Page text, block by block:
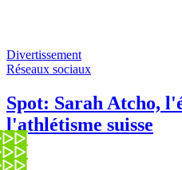
Divertissement
Réseaux sociaux
Spot: Sarah Atcho,
l'athlétisme suisse